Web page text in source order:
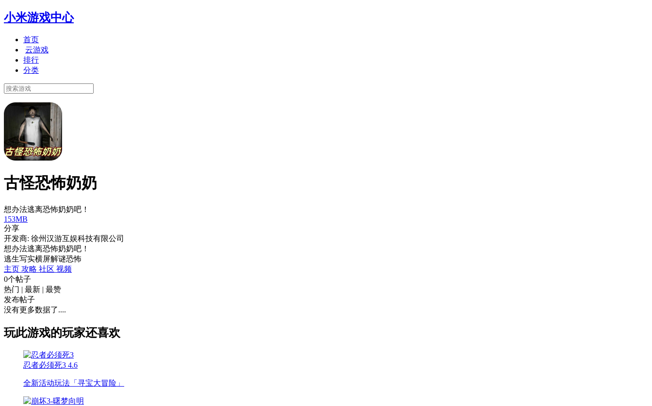
小米游戏中心
首页
云游戏
排行
分类
古怪恐怖奶奶
想办法逃离恐怖奶奶吧！
153MB
分享
开发商: 徐州汉游互娱科技有限公司
想办法逃离恐怖奶奶吧！
逃生写实横屏解谜恐怖
主页 攻略 社区 视频
0个帖子
热门 | 最新 | 最赞
发布帖子
没有更多数据了....
玩此游戏的玩家还喜欢
忍者必须死3 4.6
全新活动玩法「寻宝大冒险」